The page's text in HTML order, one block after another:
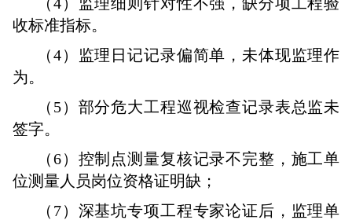
收标准指标。
（4）监理日记记录偏简单，未体现监理作
为。
（5）部分危大工程巡视检查记录表总监未
签字。
（6）控制点测量复核记录不完整，施工单
位测量人员岗位资格证明缺；
（7）深基坑专项工程专家论证后，监理单